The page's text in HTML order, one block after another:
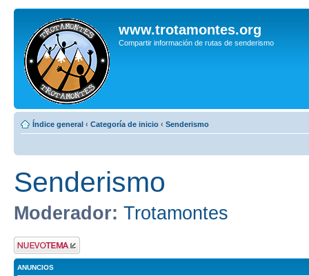
www.trotamontes.org
Compartir información de rutas de senderismo
Índice general ‹ Categoría de inicio ‹ Senderismo
Senderismo
Moderador: Trotamontes
Publicar un nuevo
tema
ANUNCIOS